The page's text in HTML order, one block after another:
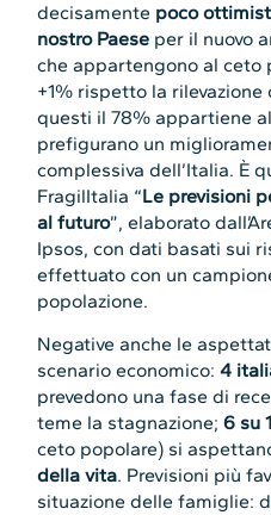
decisamente poco
nostro Paese per il nuovo
che appartengono al ceto
+1% rispetto la
questi il 78% appartiene
prefigurano un
complessiva dell’Italia. È
FragilItalia “Le previsioni
al futuro”, elaborato
Ipsos, con dati basati sui
effettuato con un
popolazione.
Negative anche le
scenario economico:4
prevedono una fase di
teme la stagnazione;6 su
ceto popolare) si
della vita. Previsioni più
situazione delle famiglie: